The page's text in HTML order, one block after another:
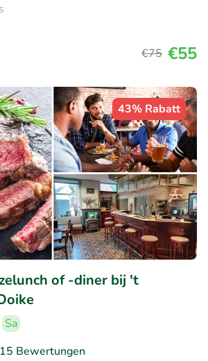
€75 €55
43% Rabatt
of -diner bij 't
Sa
Bewertungen